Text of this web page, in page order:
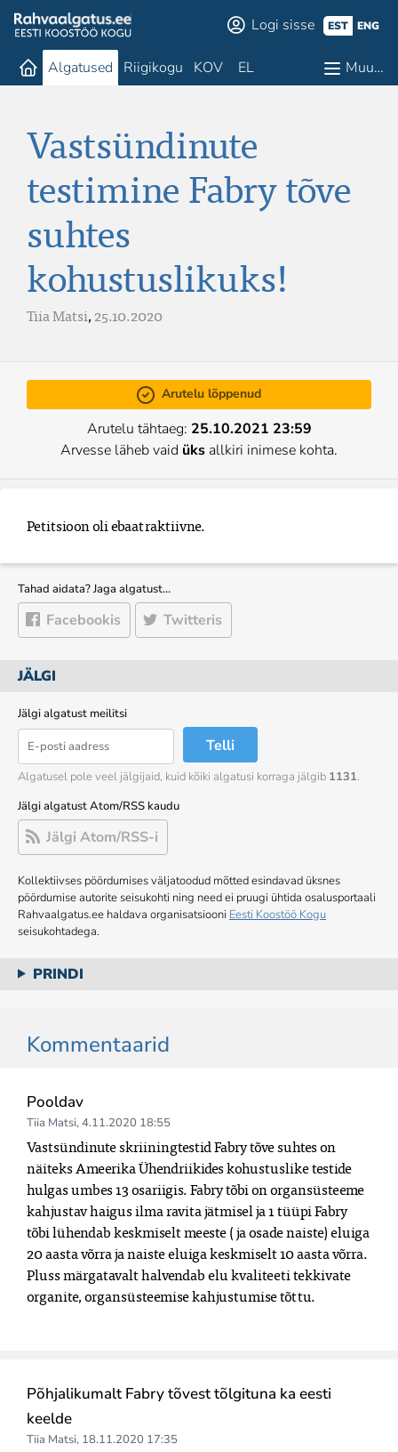
Logi sisse EST ENG
Algatused Riigikogu KOV EL Muu…
Vastsündinute
testimine Fabry tõve
suhtes
kohustuslikuks!
Tiia Matsi,25.10.2020
Arutelu lõppenud
Arutelu tähtaeg: 25.10.2021 23:59
Arvesse läheb vaid üks allkiri inimese kohta.
Petitsioon oli ebaatraktiivne.
Tahad aidata? Jaga algatust…
Facebookis Twitteris
JÄLGI
Jälgi algatust meilitsi
Telli
Algatusel pole veel jälgijaid, kuid kõiki algatusi korraga jälgib 1131.
Jälgi algatust Atom/RSS kaudu
Jälgi Atom/RSS-i
Kollektiivses pöördumises väljatoodud mõtted esindavad üksnes
pöördumise autorite seisukohti ning need ei pruugi ühtida osalusportaali
Rahvaalgatus.ee haldava organisatsiooni Eesti Koostöö Kogu
seisukohtadega.
PRINDI
Kommentaarid
Pooldav
Tiia Matsi,4.11.2020 18:55
Vastsündinute skriiningtestid Fabry tõve suhtes on
näiteks Ameerika Ühendriikides kohustuslike testide
hulgas umbes 13 osariigis. Fabry tõbi on organsüsteeme
kahjustav haigus ilma ravita jätmisel ja 1 tüüpi Fabry
tõbi lühendab keskmiselt meeste ( ja osade naiste) eluiga
20 aasta võrra ja naiste eluiga keskmiselt 10 aasta võrra.
Pluss märgatavalt halvendab elu kvaliteeti tekkivate
organite, organsüsteemise kahjustumise tõttu.
Põhjalikumalt Fabry tõvest tõlgituna ka eesti
keelde
Tiia Matsi, 18.11.2020 17:35